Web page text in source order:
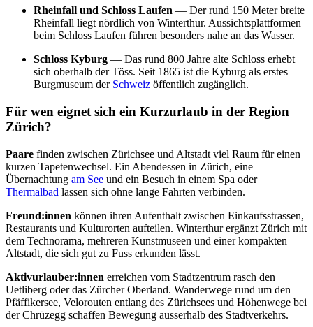
Rheinfall und Schloss Laufen — Der rund 150 Meter breite
Rheinfall liegt nördlich von Winterthur. Aussichtsplattformen
beim Schloss Laufen führen besonders nahe an das Wasser.
Schloss Kyburg — Das rund 800 Jahre alte Schloss erhebt
sich oberhalb der Töss. Seit 1865 ist die Kyburg als erstes
Burgmuseum der Schweiz öffentlich zugänglich.
Für wen eignet sich ein Kurzurlaub in der Region
Zürich?
Paare finden zwischen Zürichsee und Altstadt viel Raum für einen
kurzen Tapetenwechsel. Ein Abendessen in Zürich, eine
Übernachtung am See und ein Besuch in einem Spa oder
Thermalbad lassen sich ohne lange Fahrten verbinden.
Freund:innen können ihren Aufenthalt zwischen Einkaufsstrassen,
Restaurants und Kulturorten aufteilen. Winterthur ergänzt Zürich mit
dem Technorama, mehreren Kunstmuseen und einer kompakten
Altstadt, die sich gut zu Fuss erkunden lässt.
Aktivurlauber:innen erreichen vom Stadtzentrum rasch den
Uetliberg oder das Zürcher Oberland. Wanderwege rund um den
Pfäffikersee, Velorouten entlang des Zürichsees und Höhenwege bei
der Chrüzegg schaffen Bewegung ausserhalb des Stadtverkehrs.